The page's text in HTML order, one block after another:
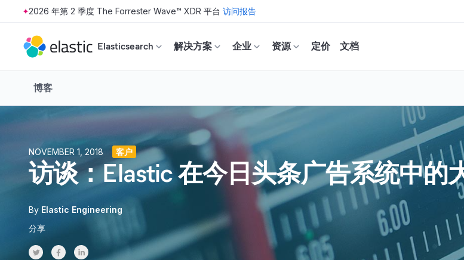
Skip to main content
2026 年第 2 季度 The Forrester Wave™ XDR 平台 访问报告
Elasticsearch 解决方案 企业 资源 定价 文档
博客
NOVEMBER 1, 2018 客户
访谈：Elastic 在今日头条广告系统中的
By Elastic Engineering
分享
Share on Twitter
Share on Facebook
Share on LinkedInr